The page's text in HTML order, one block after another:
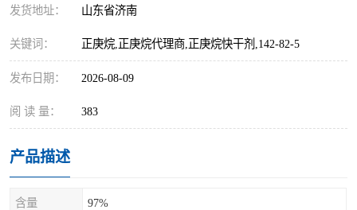
发货地址： 山东省济南
关键词： 正庚烷,正庚烷代理商,正庚烷快干剂,142-82-5
发布日期： 2026-08-09
阅 读 量： 383
产品描述
含量 97%
酯类
烷烃化工原料 合成中间体